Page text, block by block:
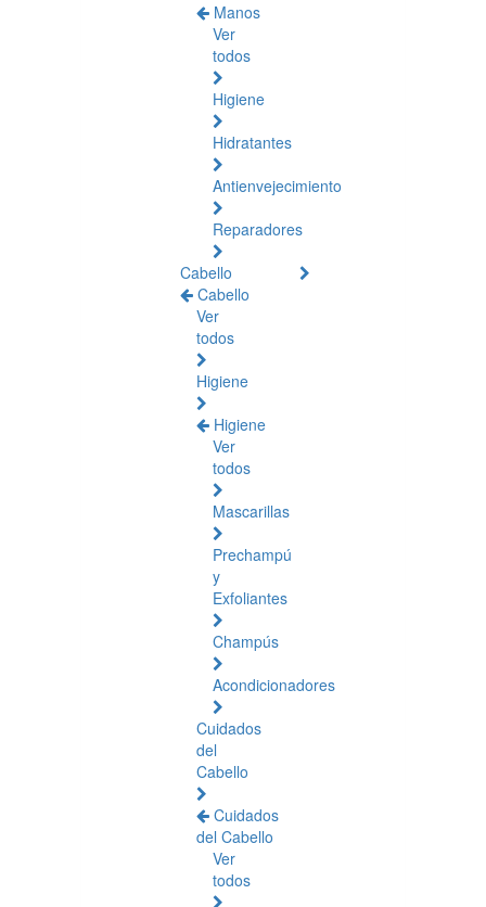
Manos
Ver
todos
Higiene
Hidratantes
Antienvejecimiento
Reparadores
Cabello
Cabello
Ver
todos
Higiene
Higiene
Ver
todos
Mascarillas
Prechampú
y
Exfoliantes
Champús
Acondicionadores
Cuidados
del
Cabello
Cuidados
del Cabello
Ver
todos